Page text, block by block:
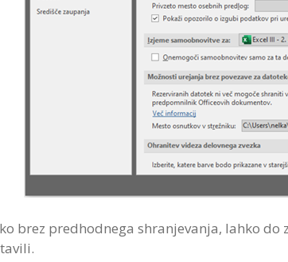
brez predhodnega shranjevanja, lahko